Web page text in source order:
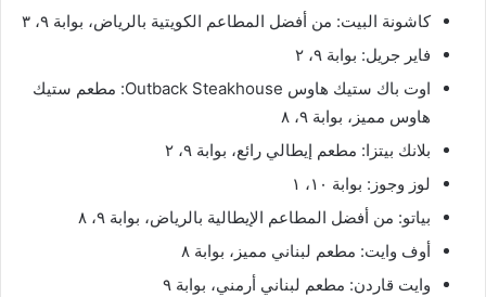
كاشونة البيت: من أفضل المطاعم الكويتية بالرياض، بوابة ٩، ٣
فاير جريل: بوابة ٩، ٢
اوت باك ستيك هاوس Outback Steakhouse: مطعم ستيك
هاوس مميز، بوابة ٩، ٨
بلانك بيتزا: مطعم إيطالي رائع، بوابة ٩، ٢
لوز وجوز: بوابة ١٠، ١
بياتو: من أفضل المطاعم الإيطالية بالرياض، بوابة ٩، ٨
أوف وايت: مطعم لبناني مميز، بوابة ٨
وايت قاردن: مطعم لبناني أرمني، بوابة ٩